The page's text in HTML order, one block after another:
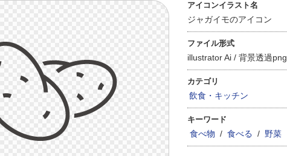
アイコンイラスト名
ジャガイモのアイコン
ファイル形式
illustrator Ai / 背景透過png
カテゴリ
飲食・キッチン
キーワード
食べ物 / 食べる / 野菜